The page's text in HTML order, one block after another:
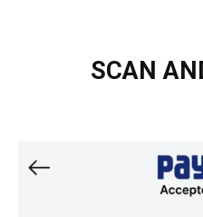
SCAN